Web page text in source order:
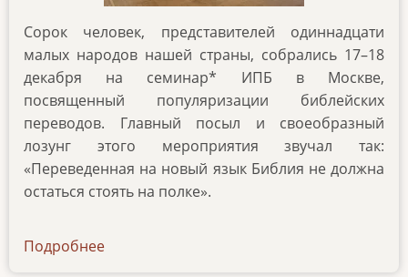
Сорок человек, представителей одиннадцати
малых народов нашей страны, собрались 17–18
декабря на семинар* ИПБ в Москве,
посвященный популяризации библейских
переводов. Главный посыл и своеобразный
лозунг этого мероприятия звучал так:
«Переведенная на новый язык Библия не должна
остаться стоять на полке».
Подробнее